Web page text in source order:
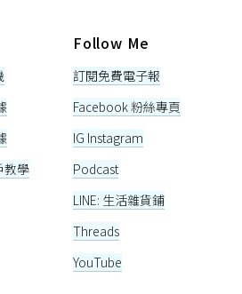
教學
Follow Me
訂閱免費電子報
Facebook 粉絲專頁
IG Instagram
Podcast
LINE: 生活雜貨鋪
Threads
YouTube